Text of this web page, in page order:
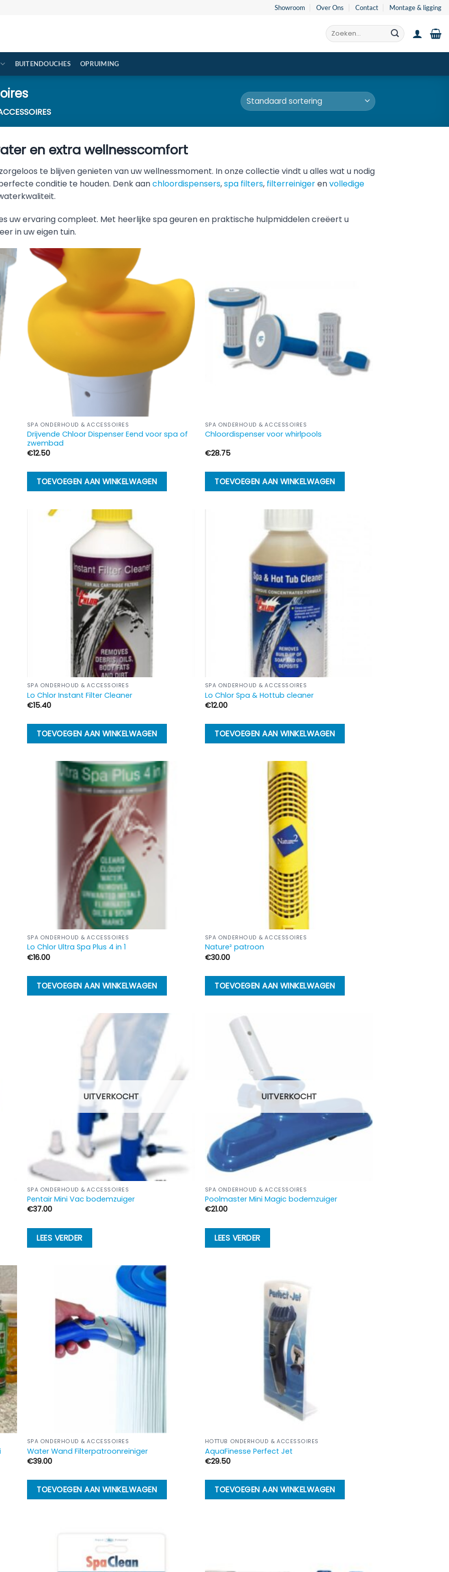
Showroom Over Ons Contact Montage & ligging
Zoeken
naar:
BUITENDOUCHES OPRUIMING
en extra wellnesscomfort
te blijven genieten van uw wellnessmoment. In onze collectie vindt u alles wat u nodig
conditie te houden. Denk aanchloordispensers,spa filters, filterreinigerenvolledige
uw ervaring compleet. Met heerlijke spa geuren en praktische hulpmiddelen creëert u
in uw eigen tuin.
SPA ONDERHOUD & ACCESSOIRES
Drijvende Chloor Dispenser Eend voor spa of
zwembad
€12.50
TOEVOEGEN AAN WINKELWAGEN
SPA ONDERHOUD & ACCESSOIRES
Chloordispenser voor whirlpools
€28.75
TOEVOEGEN AAN WINKELWAGEN
SPA ONDERHOUD & ACCESSOIRES
Lo Chlor Instant Filter Cleaner
€15.40
TOEVOEGEN AAN WINKELWAGEN
SPA ONDERHOUD & ACCESSOIRES
Lo Chlor Spa & Hottub cleaner
€12.00
TOEVOEGEN AAN WINKELWAGEN
SPA ONDERHOUD & ACCESSOIRES
Lo Chlor Ultra Spa Plus 4 in 1
€16.00
TOEVOEGEN AAN WINKELWAGEN
SPA ONDERHOUD & ACCESSOIRES
Nature² patroon
€30.00
TOEVOEGEN AAN WINKELWAGEN
UITVERKOCHT
SPA ONDERHOUD & ACCESSOIRES
Pentair Mini Vac bodemzuiger
€37.00
LEES VERDER
UITVERKOCHT
SPA ONDERHOUD & ACCESSOIRES
Poolmaster Mini Magic bodemzuiger
€21.00
LEES VERDER
SPA ONDERHOUD & ACCESSOIRES
Water Wand Filterpatroonreiniger
€39.00
TOEVOEGEN AAN WINKELWAGEN
HOTTUB ONDERHOUD & ACCESSOIRES
AquaFinesse Perfect Jet
€29.50
TOEVOEGEN AAN WINKELWAGEN